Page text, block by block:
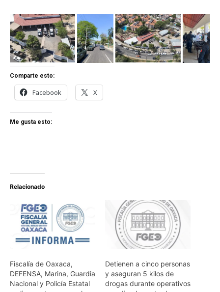
Comparte esto:
Facebook X
Me gusta esto:
Relacionado
Fiscalía de Oaxaca,
DEFENSA, Marina, Guardia
Nacional y Policía Estatal
Detienen a cinco personas
y aseguran 5 kilos de
drogas durante operativos